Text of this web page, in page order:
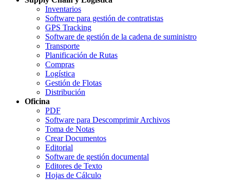
Inventarios
Software para gestión de contratistas
GPS Tracking
Software de gestión de la cadena de suministro
Transporte
Planificación de Rutas
Compras
Logística
Gestión de Flotas
Distribución
Oficina
PDF
Software para Descomprimir Archivos
Toma de Notas
Crear Documentos
Editorial
Software de gestión documental
Editores de Texto
Hojas de Cálculo